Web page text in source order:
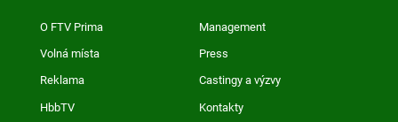
O FTV Prima Management
Volná místa Press
Reklama Castingy a výzvy
HbbTV Kontakty